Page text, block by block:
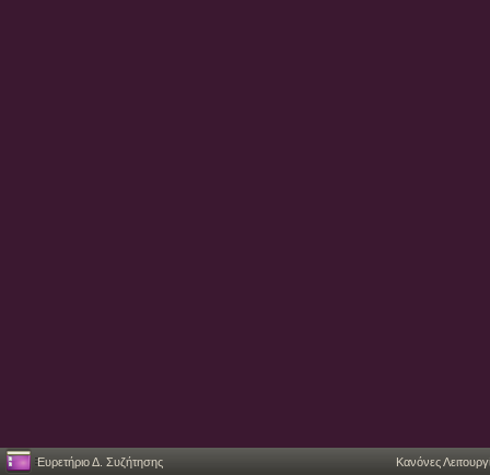
Ευρετήριο Δ. Συζήτησης Κανόνες